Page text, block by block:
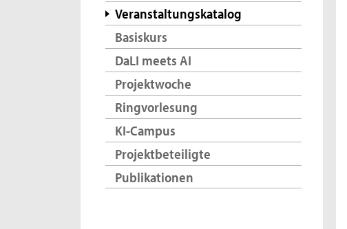
Veranstaltungskatalog
Basiskurs
DaLI meets AI
Projektwoche
Ringvorlesung
KI-Campus
Projektbeteiligte
Publikationen